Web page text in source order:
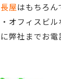
屋はもちろ
オフィスビ
弊社までお